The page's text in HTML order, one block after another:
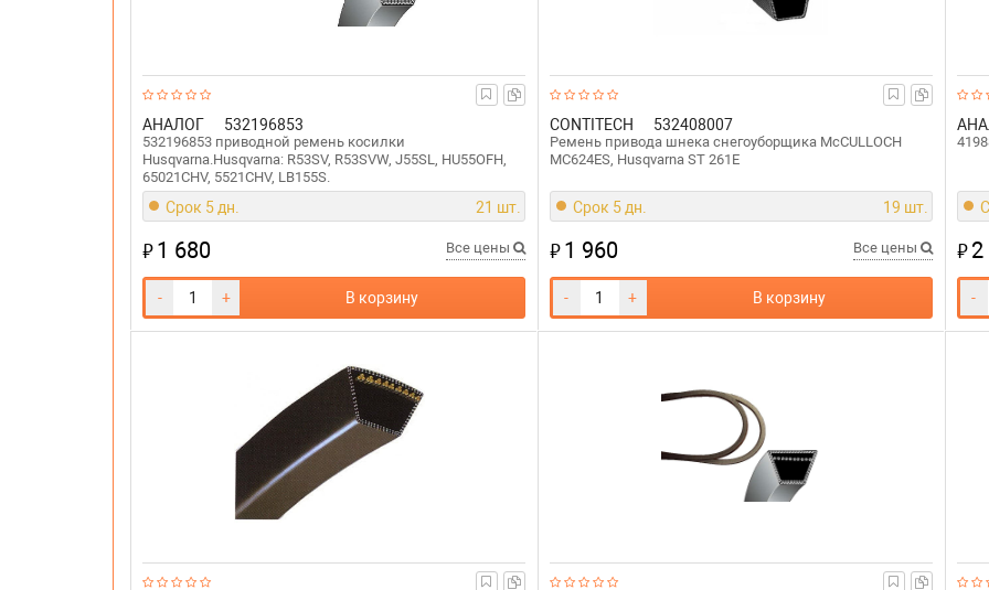
АНАЛОГ 532196853
532196853 приводной ремень косилки
Husqvarna.Husqvarna: R53SV, R53SVW, J55SL, HU55OFH,
65021CHV, 5521CHV, LB155S.
Срок 5 дн. 21 шт.
₽1 680 Все цены
- + В корзину
CONTITECH 532408007
Ремень привода шнека снегоуборщика McCULLOCH
MC624ES, Husqvarna ST 261E
Срок 5 дн. 19 шт.
₽1 960 Все цены
- + В корзину
₽2
-